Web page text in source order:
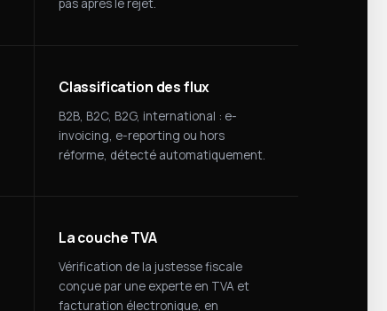
pas après le rejet.
Classification des flux
B2B, B2C, B2G, international : e-
invoicing, e-reporting ou hors
réforme, détecté automatiquement.
La couche TVA
Vérification de la justesse fiscale
conçue par une experte en TVA et
facturation électronique, en